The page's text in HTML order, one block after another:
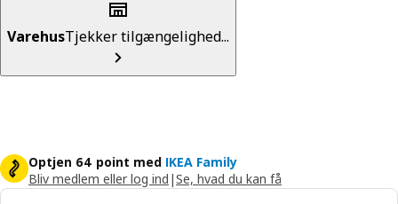
VarehusTjekker tilgængelighed...
Optjen 64 point med IKEA Family
Bliv medlem eller log ind |Se, hvad du kan få